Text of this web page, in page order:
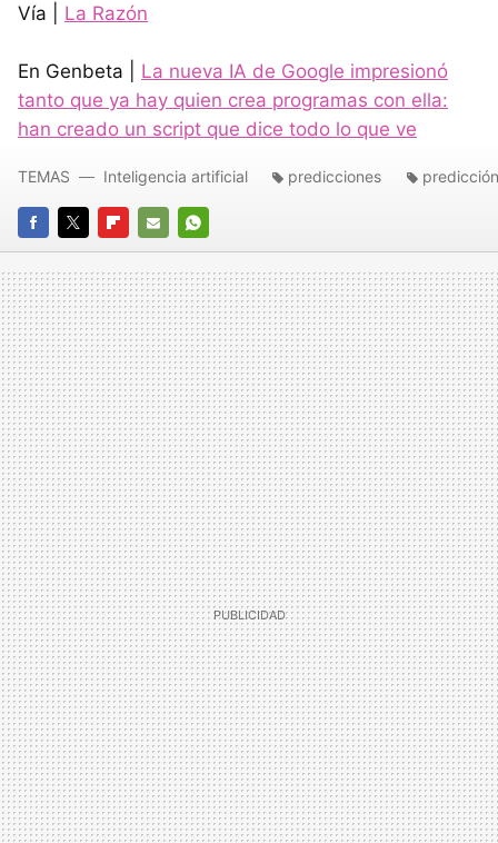
Vía | La Razón
En Genbeta | La nueva IA de Google impresionó
tanto que ya hay quien crea programas con ella:
han creado un script que dice todo lo que ve
FACEBOOK
TWITTERFLIPBOARD
E-
MAIL
WHATSAPP
TEMAS Inteligencia artificial predicciones predicción